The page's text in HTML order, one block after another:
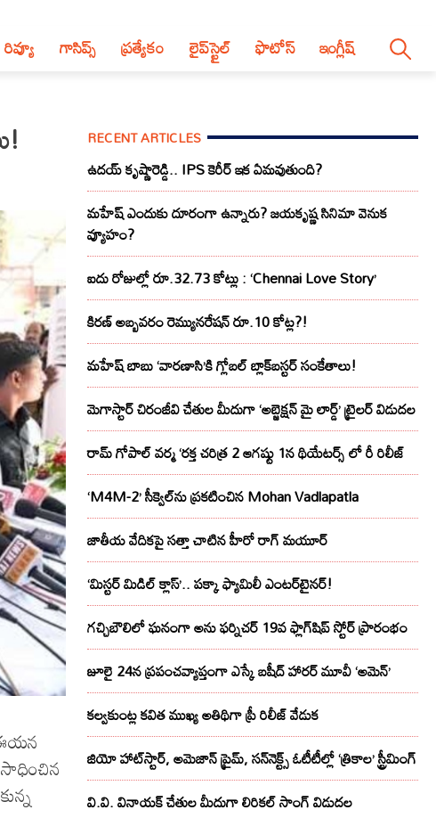
గాసిప్స్ ప్రత్యేకం లైప్‌స్టైల్‌ ఫొటోస్ ఇంగ్లీష్
RECENT ARTICLES
ఉదయ్ కృష్ణారెడ్డి.. IPS కెరీర్ ఇక ఏమవుతుంది?
మహేష్ ఎందుకు దూరంగా ఉన్నారు? జయకృష్ణ సినిమా వెనుక
వ్యూహం?
ఐదు రోజుల్లో రూ.32.73 కోట్లు : ‘Chennai Love Story’
కిరణ్ అబ్బవరం రెమ్యునరేషన్ రూ.10 కోట్ల?!
మహేష్ బాబు ‘వారణాసి’కి గ్లోబల్ బ్లాక్‌బస్టర్ సంకేతాలు!
మెగాస్టార్ చిరంజీవి చేతుల మీదుగా ‘అబ్జెక్ష‌న్ మై లార్డ్‌’ ట్రైల‌ర్ విడుద‌ల
రామ్ గోపాల్ వర్మ ‘రక్త చరిత్ర 2 ఆగష్టు 1న థియేటర్స్ లో రీ రిలీజ్
‘M4M-2’ సీక్వెల్‌ను ప్రకటించిన Mohan Vadlapatla
జాతీయ వేదికపై సత్తా చాటిన హీరో రాగ్ మయూర్‌
‘మిస్టర్ మిడిల్ క్లాస్’.. పక్కా ఫ్యామిలీ ఎంటర్‌టైనర్!
గచ్చిబౌలిలో ఘనంగా అను ఫర్నిచర్ 19వ ఫ్లాగ్‌షిప్ స్టోర్ ప్రారంభం
జూలై 24న ప్రపంచవ్యాప్తంగా ఎస్కే బషీద్‌ హారర్ మూవీ ‘అమెన్’
కల్వకుంట్ల కవిత ముఖ్య అతిథిగా ప్రీ రిలీజ్ వేడుక
జియో హాట్‌స్టార్, అమెజాన్ ప్రైమ్, సన్‌నెక్ట్స్ ఓటీటీల్లో ‘త్రికాల’ స్ట్రీమింగ్
వి.వి. వినాయక్ చేతుల మీదుగా లిరికల్ సాంగ్ విడుదల